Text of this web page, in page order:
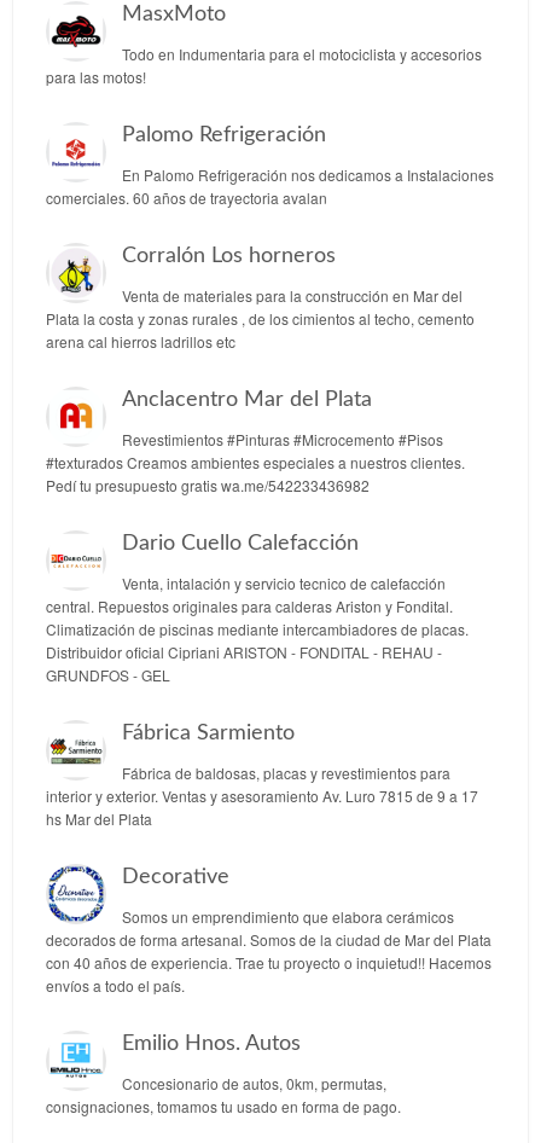
MasxMoto
Todo en Indumentaria para el motociclista y accesorios
para las motos!
Palomo Refrigeración
En Palomo Refrigeración nos dedicamos a Instalaciones
comerciales. 60 años de trayectoria avalan
Corralón Los horneros
Venta de materiales para la construcción en Mar del
Plata la costa y zonas rurales , de los cimientos al techo, cemento
arena cal hierros ladrillos etc
Anclacentro Mar del Plata
Revestimientos #Pinturas #Microcemento #Pisos
#texturados Creamos ambientes especiales a nuestros clientes.
Pedí tu presupuesto gratis wa.me/542233436982
Dario Cuello Calefacción
Venta, intalación y servicio tecnico de calefacción
central. Repuestos originales para calderas Ariston y Fondital.
Climatización de piscinas mediante intercambiadores de placas.
Distribuidor oficial Cipriani ARISTON - FONDITAL - REHAU -
GRUNDFOS - GEL
Fábrica Sarmiento
Fábrica de baldosas, placas y revestimientos para
interior y exterior. Ventas y asesoramiento Av. Luro 7815 de 9 a 17
hs Mar del Plata
Decorative
Somos un emprendimiento que elabora cerámicos
decorados de forma artesanal. Somos de la ciudad de Mar del Plata
con 40 años de experiencia. Trae tu proyecto o inquietud!! Hacemos
envíos a todo el país.
Emilio Hnos. Autos
Concesionario de autos, 0km, permutas,
consignaciones, tomamos tu usado en forma de pago.